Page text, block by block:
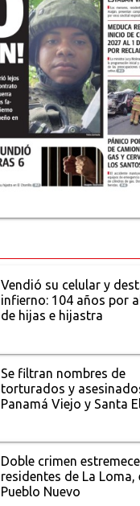
Vendió su celular y
infierno: 104 años por
de hijas e hijastra
Se filtran nombres de
torturados y
Panamá Viejo y Santa
Doble crimen
residentes de La Loma,
Pueblo Nuevo